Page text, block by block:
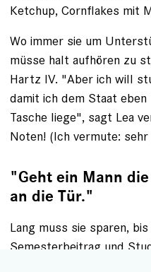
Ketchup, Cornflakes mit
Wo immer sie um
müsse halt aufhören zu
Hartz IV. "Aber ich will
damit ich dem Staat
Tasche liege", sagt Lea
Noten! (Ich vermute:
"Geht ein Mann
an die Tür."
Lang muss sie sparen,
Semesterbeitrag und